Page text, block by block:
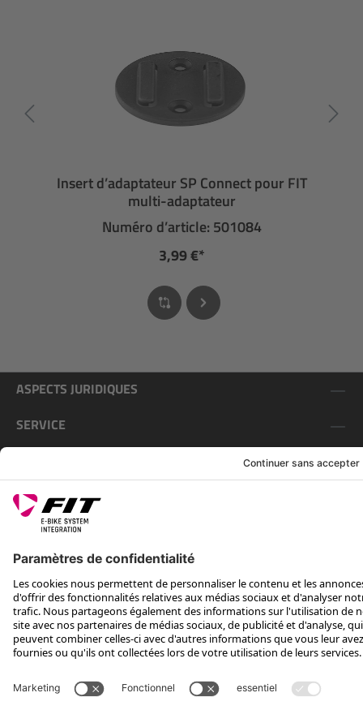
Insert d’adaptateur SP Connect pour FIT
multi-adaptateur
Numéro d’article: 501084
3,99 €*
ASPECTS JURIDIQUES
SERVICE
*Prix conseillé avec TVA. Hors frais de transport